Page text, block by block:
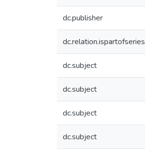
dc.publisher
dc.relation.ispartofseries
dc.subject
dc.subject
dc.subject
dc.subject